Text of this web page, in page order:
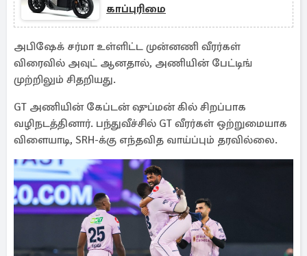
காப்புரிமை
அபிஷேக் சர்மா உள்ளிட்ட முன்னணி வீரர்கள்
விரைவில் அவுட் ஆனதால், அணியின் பேட்டிங்
முற்றிலும் சிதறியது.
GT அணியின் கேப்டன் ஷுப்மன் கில் சிறப்பாக
வழிநடத்தினார். பந்துவீச்சில் GT வீரர்கள் ஒற்றுமையாக
விளையாடி, SRH-க்கு எந்தவித வாய்ப்பும் தரவில்லை.